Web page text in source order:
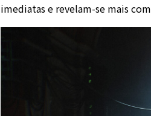
imediatas e revelam-se mais